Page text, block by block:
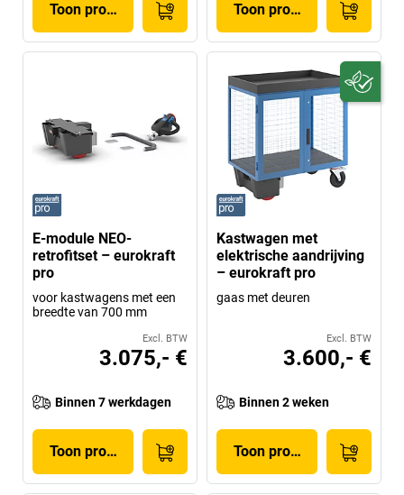
Toon product Toon product
E-module NEO-
retrofitset – eurokraft
pro
voor kastwagens met een
breedte van 700 mm
Excl. BTW
3.075,- €
Binnen 7 werkdagen
Toon product
Kastwagen met
elektrische aandrijving
– eurokraft pro
gaas met deuren
Excl. BTW
3.600,- €
Binnen 2 weken
Toon product